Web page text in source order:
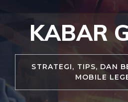
content
KABAR
STRATEGI, TIPS, DAN
MOBILE